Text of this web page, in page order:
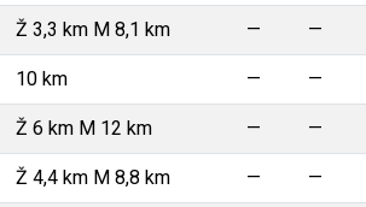
Ž 3,3 km M 8,1 km — —
10 km — —
Ž 6 km M 12 km — —
Ž 4,4 km M 8,8 km — —